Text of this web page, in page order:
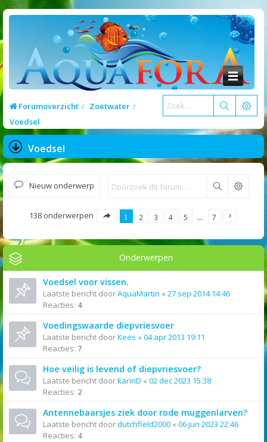
Forumoverzicht
Zoetwater
Voedsel
Voedsel
Nieuw onderwerp Zoek
138 onderwerpen 1 2 3 4 5 … 7
Onderwerpen
Voedsel voor vissen.
Laatste bericht doorAquaMartin « 27 sep 2014 14:46
Reacties: 4
Voedingswaarde diepvriesvoer
Laatste bericht doorKees « 04 apr 2013 19:11
Reacties: 7
Hoe veilig is levend of diepvriesvoer?
Laatste bericht doorkarinD « 02 dec 2023 15:38
Reacties: 2
Antennebaarsjes ziek door rode muggenlarven?
Laatste bericht doordutchfield2000 « 06 jun 2023 22:46
Reacties: 4